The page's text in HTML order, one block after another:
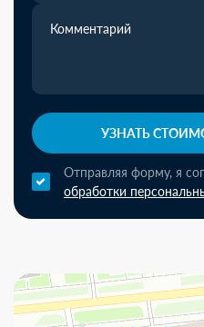
УЗНАТЬ
Отправляя форму, я
обработки